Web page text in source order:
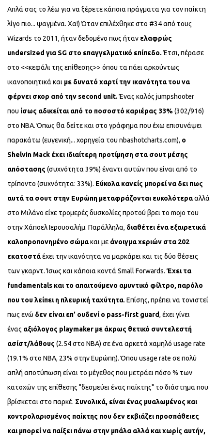
Απλά σας το λέω για να ξέρετε κάποια πράγματα για τον παίκτη
λίγο πιο... ψαγμένα. Χα!) Όταν επιλέχθηκε στο #34 από τους
Wizards το 2011, ήταν δεδομένο πως ήταν ελαφρώς
undersized για SG στο επαγγελματικό επίπεδο.Έτσι, πέρασε
στο <<κεφάλι της επίθεσης>> όπου τα πάει αρκούντως
ικανοποιητικά και με δυνατό χαρτί την ικανότητα του να
φέρνει σκορ από την second unit.Ένας καλός jumpshooter
που ίσως αδικείται από το ποσοστό καριέρας 33% (302/916)
στο NBA. Όπως θα δείτε και στο γράφημα που έχω επισυνάψει
παρακάτω (ευγενική... χορηγεία του nbashotcharts.com), ο
Shelvin Mack έχει ιδιαίτερη προτίμηση στα σουτ μέσης
απόστασης (συχνότητα 39%) έναντι αυτών που είναι από το
τρίποντο (συχνότητα: 33%). Εύκολα κανείς μπορεί να δει πως
αυτά τα σουτ στην Ευρώπη μεταφράζονται ευκολότερααλλά
στο Μιλάνο είχε τρομερές δυσκολίες προτού βρει το mojo του
στην Χάποελ Ιερουσαλήμ. Παράλληλα, διαθέτει ένα εξαιρετικά
καλοπροπονημένο σώμακαι με άνοιγμα χεριών στα 202
εκατοστάέχει την ικανότητα να μαρκάρει και τις δύο θέσεις
των γκαρντ. Ίσως και κάποια κοντά Small Forwards. Έχει τα
fundamentals και το απαιτούμενο αμυντικό φίλτρο, παρόλο
που του λείπει η πλευρική ταχύτητα. Επίσης, πρέπει να τονιστεί
πως ενώ δεν είναι επ' ουδενί ο pass-first guard, έχει γίνει
ένας αξιόλογος playmaker με άκρως θετικό συντελεστή
ασίστ/λάθους (2.54 στο NBA) σε ένα αρκετά χαμηλό usage rate
(19.1% στο NBA, 23% στην Ευρώπη). Όπου usage rate σε πολύ
απλή αποτύπωση είναι το μέγεθος που μετράει πόσο % των
κατοχών της επίθεσης "δεσμεύει ένας παίκτης" το διάστημα που
βρίσκεται στο παρκέ. Συνολικά, είναι ένας μυαλωμένος και
κοντρολαρισμένος παίκτης που δεν εκβιάζει προσπάθειες
και μπορεί να παίξει πάνω στην μπάλα αλλά και χωρίς αυτήν,